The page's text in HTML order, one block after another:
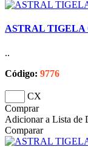
ASTRAL TIGELA
..
Código: 9776
CX
Comprar
Adicionar a Lista de
Comparar